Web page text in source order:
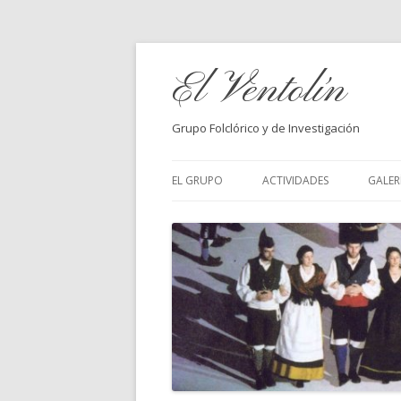
El Ventolín
Grupo Folclórico y de Investigación
EL GRUPO ACTIVIDADES